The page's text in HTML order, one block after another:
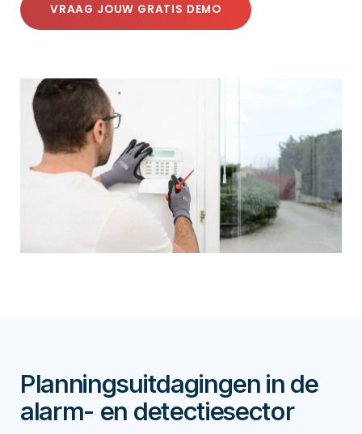
VRAAG JOUW GRATIS DEMO
Planningsuitdagingen in de
alarm- en detectiesector